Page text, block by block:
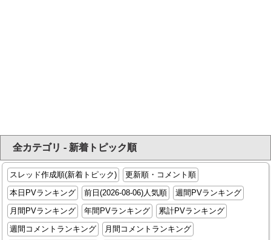
全カテゴリ - 新着トピック順
スレッド作成順(新着トピック)
更新順・コメント順
本日PVランキング
前日(2026-08-06)人気順
週間PVランキング
月間PVランキング
年間PVランキング
累計PVランキング
週間コメントランキング
月間コメントランキング